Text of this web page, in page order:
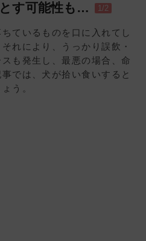
す可能性も…
1/2
ているものを口に入れてし
れにより、うっかり誤飲・
も発生し、最悪の場合、命
では、犬が拾い食いすると
う。